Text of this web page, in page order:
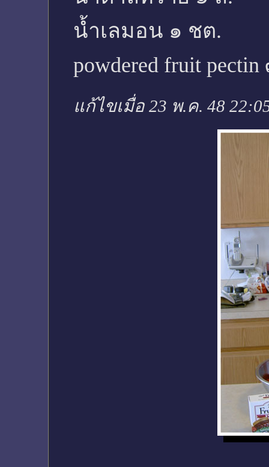
น้ำเลมอน ๑ ชต.
powdered fruit
แก้ไขเมื่อ 23 พ.ค. 48